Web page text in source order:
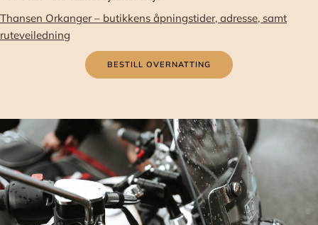
Thansen Orkanger – butikkens åpningstider, adresse, samt
ruteveiledning
BESTILL OVERNATTING